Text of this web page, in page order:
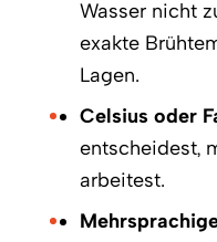
Wasser nicht
exakte
Lagen.
Celsius oder
entscheidest,
arbeitest.